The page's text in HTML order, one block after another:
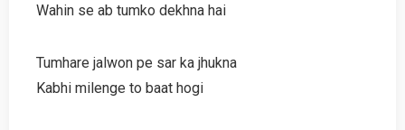
Wahin se ab tumko dekhna hai
Tumhare jalwon pe sar ka jhukna
Kabhi milenge to baat hogi